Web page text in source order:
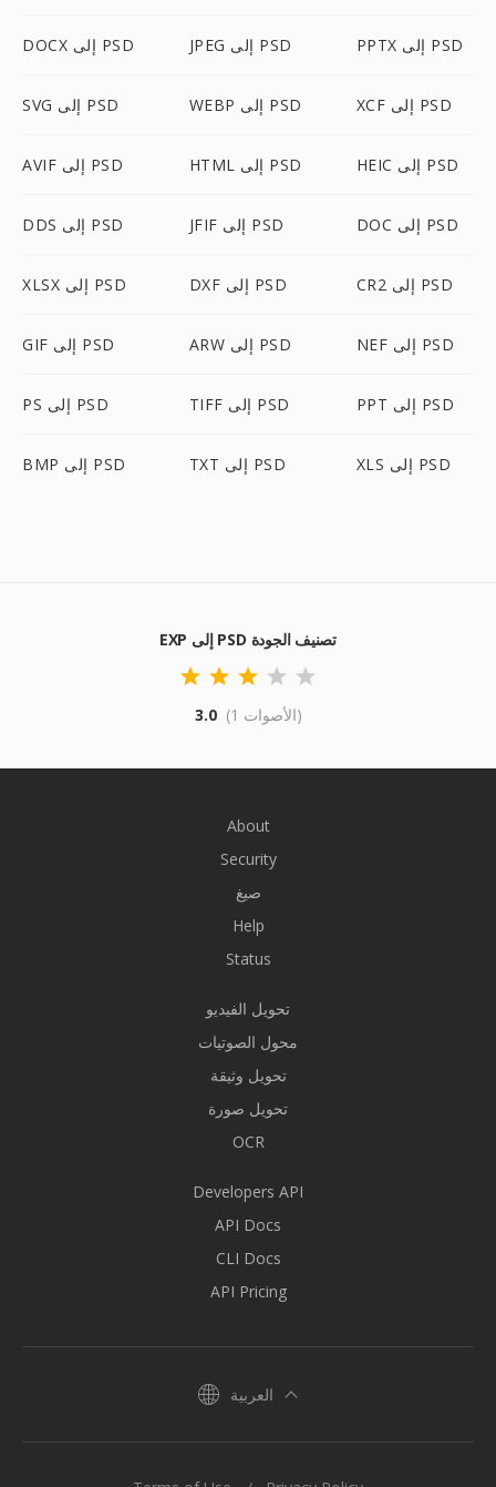
DOCX إلى PSD JPEG إلى PSD PPTX إلى PSD
SVG إلى PSD WEBP إلى PSD XCF إلى PSD
AVIF إلى PSD HTML إلى PSD HEIC إلى PSD
DDS إلى PSD JFIF إلى PSD DOC إلى PSD
XLSX إلى PSD DXF إلى PSD CR2 إلى PSD
GIF إلى PSD ARW إلى PSD NEF إلى PSD
PS إلى PSD TIFF إلى PSD PPT إلى PSD
BMP إلى PSD TXT إلى PSD XLS إلى PSD
EXP إلى PSD تصنيف الجودة
3.0 (1 الأصوات)
About
Security
صيغ
Help
Status
تحويل الفيديو
محول الصوتيات
تحويل وثيقة
تحويل صورة
OCR
Developers API
API Docs
CLI Docs
API Pricing
العربية